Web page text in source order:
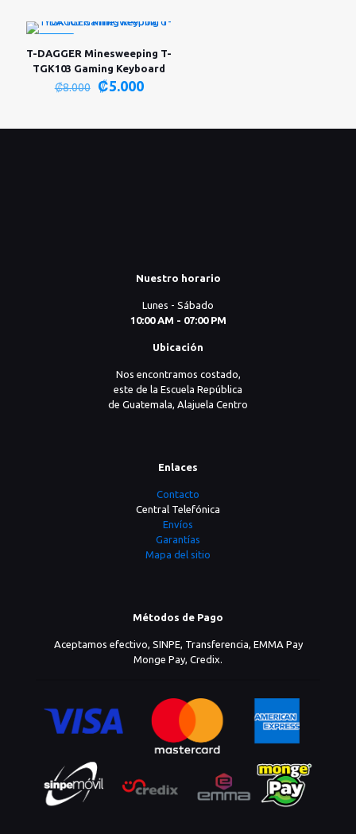
era:
es:
T-DAGGER Minesweeping T-
TGK103 Gaming Keyboard
₡8.000
El
era:
₡5.000El
es:
Nuestro horario
Lunes - Sábado
10:00 AM - 07:00 PM
Ubicación
Nos encontramos costado,
este de la Escuela República
de Guatemala, Alajuela Centro
Enlaces
Contacto
Central Telefónica
Envíos
Garantías
Mapa del sitio
Métodos de Pago
Aceptamos efectivo, SINPE, Transferencia, EMMA Pay
Monge Pay, Credix.